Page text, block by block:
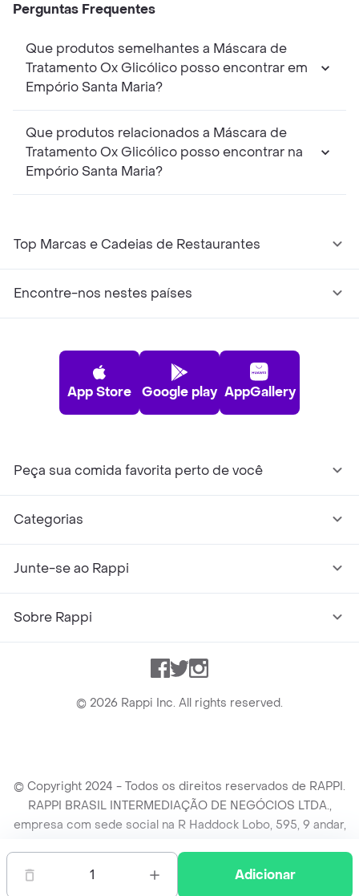
1 Adicionar
Perguntas Frequentes
Que produtos semelhantes a Máscara de
Tratamento Ox Glicólico posso encontrar em
Empório Santa Maria?
Que produtos relacionados a Máscara de
Tratamento Ox Glicólico posso encontrar na
Empório Santa Maria?
Top Marcas e Cadeias de Restaurantes
Encontre-nos nestes países
App Store Google play AppGallery
Peça sua comida favorita perto de você
Categorias
Junte-se ao Rappi
Sobre Rappi
Facebook
TwitterInstagram
© 2026 Rappi Inc. All rights reserved.
© Copyright 2024 - Todos os direitos reservados de RAPPI.
RAPPI BRASIL INTERMEDIAÇÃO DE NEGÓCIOS LTDA.,
empresa com sede social na R Haddock Lobo, 595, 9 andar,